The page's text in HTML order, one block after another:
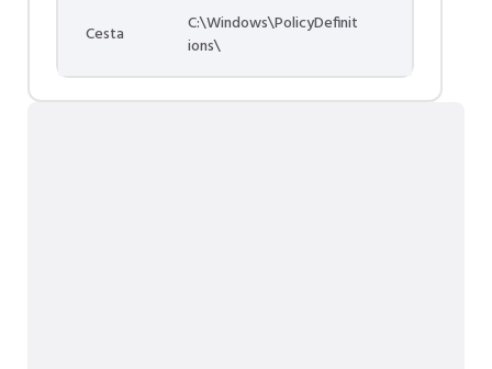
Cesta
C:\Windows\PolicyDefinit
ions\